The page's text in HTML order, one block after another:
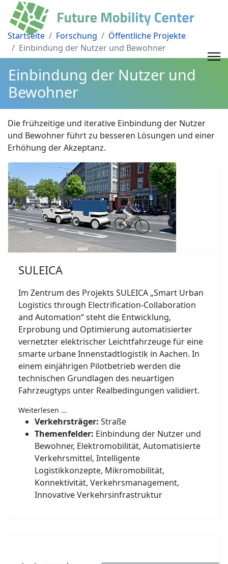
Startseite Forschung
Öffentliche Projekte
Einbindung der Nutzer und Bewohner
Einbindung der Nutzer und
Bewohner
Die frühzeitige und iterative Einbindung der Nutzer
und Bewohner führt zu besseren Lösungen und einer
Erhöhung der Akzeptanz.
SULEICA
Im Zentrum des Projekts SULEICA „Smart Urban
Logistics through Electrification-Collaboration
and Automation“ steht die Entwicklung,
Erprobung und Optimierung automatisierter
vernetzter elektrischer Leichtfahrzeuge für eine
smarte urbane Innenstadtlogistik in Aachen. In
einem einjährigen Pilotbetrieb werden die
technischen Grundlagen des neuartigen
Fahrzeugtyps unter Realbedingungen validiert.
Weiterlesen …
Verkehrsträger: Straße
Themenfelder: Einbindung der Nutzer und
Bewohner, Elektromobilität, Automatisierte
Verkehrsmittel, Intelligente
Logistikkonzepte, Mikromobilität,
Konnektivität, Verkehrsmanagement,
Innovative Verkehrsinfrastruktur